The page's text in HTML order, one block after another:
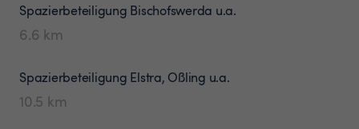
Spazierbeteiligung Bischofswerda u.a.
6.6 km
Spazierbeteiligung Elstra, Oßling u.a.
10.5 km